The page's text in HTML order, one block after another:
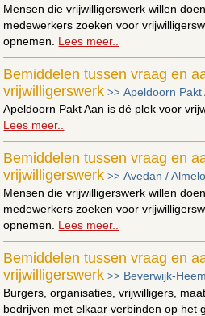
Mensen die vrijwilligerswerk willen
medewerkers zoeken voor
opnemen. Lees meer..
Bemiddelen tussen vraag en
vrijwilligerswerk >>Apeldoorn Pakt
Apeldoorn Pakt Aan is dé plek voor
Lees meer..
Bemiddelen tussen vraag en
vrijwilligerswerk >>Avedan /
Mensen die vrijwilligerswerk willen
medewerkers zoeken voor
opnemen. Lees meer..
Bemiddelen tussen vraag en
vrijwilligerswerk >> Beverwijk-
Burgers, organisaties, vrijwilligers,
bedrijven met elkaar verbinden op het